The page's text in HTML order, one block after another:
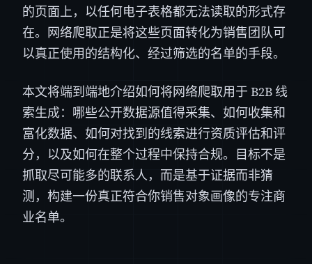
的页面上，以任何电子表格都无法读取的形式存
在。网络爬取正是将这些页面转化为销售团队可
以真正使用的结构化、经过筛选的名单的手段。
本文将端到端地介绍如何将网络爬取用于 B2B 线
索生成：哪些公开数据源值得采集、如何收集和
富化数据、如何对找到的线索进行资质评估和评
分，以及如何在整个过程中保持合规。目标不是
抓取尽可能多的联系人，而是基于证据而非猜
测，构建一份真正符合你销售对象画像的专注商
业名单。